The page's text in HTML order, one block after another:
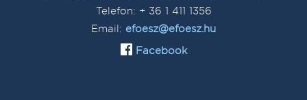
Telefon: + 36 1 411 1356
Email: efoesz@efoesz.hu
Facebook